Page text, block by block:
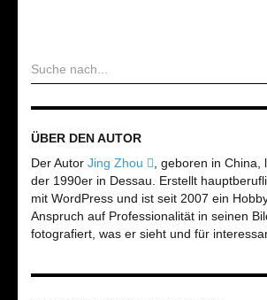
ÜBER DEN AUTOR
Der Autor Jing Zhou
, geboren in China,
der 1990er in Dessau. Erstellt
mit WordPress und ist seit 2007 ein
Anspruch auf Professionalität in seinen
fotografiert, was er sieht und für